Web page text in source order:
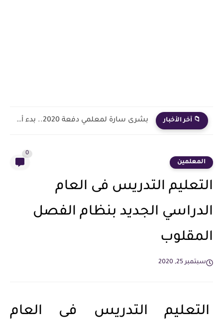
📁 آخر الأخبار بشرى سارة لمعلمي دفعة 2020.. بدء أول خطوة رسمية في...
المعلمين
0
التعليم التدريس فى العام
الدراسي الجديد بنظام الفصل
المقلوب
سبتمبر 25, 2020
التعليم التدريس فى العام